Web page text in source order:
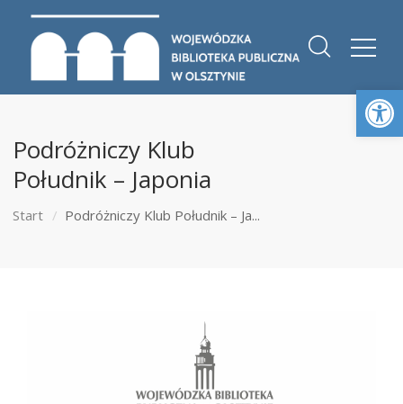
Podróżniczy Klub
Południk – Japonia
Start Podróżniczy Klub Południk – Ja...